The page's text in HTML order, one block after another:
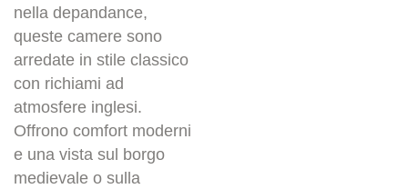
nella depandance,
queste camere sono
arredate in stile classico
con richiami ad
atmosfere inglesi.
Offrono comfort moderni
e una vista sul borgo
medievale o sulla